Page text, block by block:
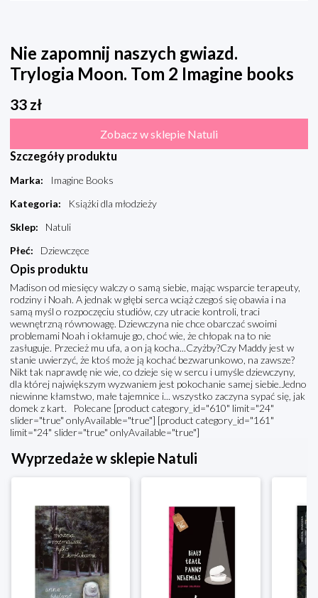
Nie zapomnij naszych gwiazd.
Trylogia Moon. Tom 2 Imagine books
33 zł
Zobacz w sklepie Natuli
Szczegóły produktu
Marka:
Imagine Books
Kategoria:
Książki dla młodzieży
Sklep:
Natuli
Płeć: Dziewczęce
Opis produktu
Madison od miesięcy walczy o samą siebie, mając wsparcie terapeuty,
rodziny i Noah. A jednak w głębi serca wciąż czegoś się obawia i na
samą myśl o rozpoczęciu studiów, czy utracie kontroli, traci
wewnętrzną równowagę. Dziewczyna nie chce obarczać swoimi
problemami Noah i okłamuje go, choć wie, że chłopak na to nie
zasługuje. Przecież mu ufa, a on ją kocha...Czyżby?Czy Maddy jest w
stanie uwierzyć, że ktoś może ją kochać bezwarunkowo, na zawsze?
Nikt tak naprawdę nie wie, co dzieje się w sercu i umyśle dziewczyny,
dla której największym wyzwaniem jest pokochanie samej siebie.Jedno
niewinne kłamstwo, małe tajemnice i... wszystko zaczyna sypać się, jak
domek z kart. Polecane [product category_id="610" limit="24"
slider="true" onlyAvailable="true"] [product category_id="161"
limit="24" slider="true" onlyAvailable="true"]
Wyprzedaże w sklepie Natuli